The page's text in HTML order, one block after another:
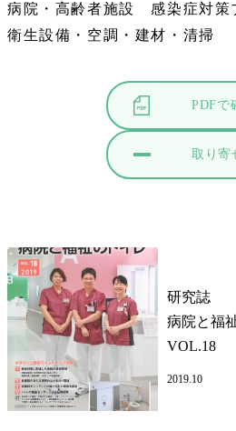
病院・高齢者施設 感染症対策
衛生設備・空調・建材・清掃
PDFで
取り寄
研究誌
病院と福
VOL.18
2019.10